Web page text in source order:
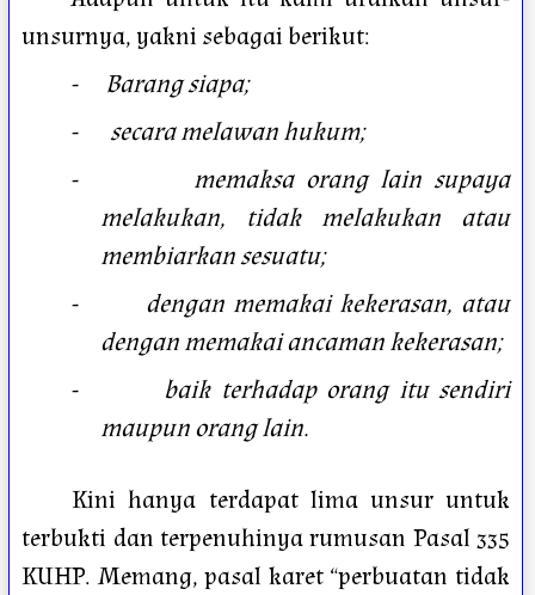
unsurnya, yakni sebagai berikut:
-
Barang siapa;
-
secara melawan hukum;
-
memaksa orang lain supaya
melakukan, tidak melakukan atau
membiarkan sesuatu;
-
dengan memakai kekerasan, atau
dengan memakai ancaman kekerasan;
-
baik terhadap orang itu sendiri
maupun orang lain.
Kini hanya terdapat lima unsur untuk
terbukti dan terpenuhinya rumusan Pasal 335
KUHP. Memang, pasal karet “perbuatan tidak